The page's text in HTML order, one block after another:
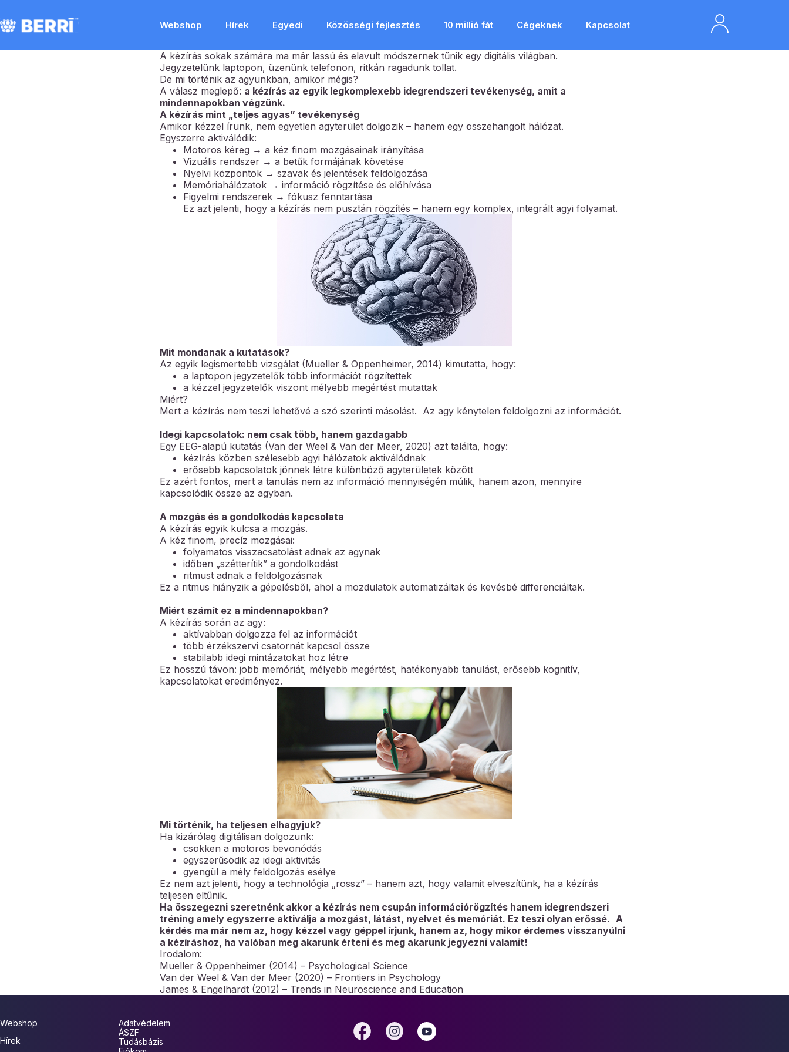
Webshop Hírek Egyedi Közösségi fejlesztés 10 millió fát Cégeknek Kapcsolat
A kézírás sokak számára ma már lassú és elavult módszernek tűnik egy digitális világban.
Jegyzetelünk laptopon, üzenünk telefonon, ritkán ragadunk tollat.
De mi történik az agyunkban, amikor mégis?
A válasz meglepő: a kézírás az egyik legkomplexebb idegrendszeri tevékenység, amit a
mindennapokban végzünk.
A kézírás mint „teljes agyas” tevékenység
Amikor kézzel írunk, nem egyetlen agyterület dolgozik – hanem egy összehangolt hálózat.
Egyszerre aktiválódik:
Motoros kéreg → a kéz finom mozgásainak irányítása
Vizuális rendszer → a betűk formájának követése
Nyelvi központok → szavak és jelentések feldolgozása
Memóriahálózatok → információ rögzítése és előhívása
Figyelmi rendszerek → fókusz fenntartása
Ez azt jelenti, hogy a kézírás nem pusztán rögzítés – hanem egy komplex, integrált agyi folyamat.
Mit mondanak a kutatások?
Az egyik legismertebb vizsgálat (Mueller & Oppenheimer, 2014) kimutatta, hogy:
a laptopon jegyzetelők több információt rögzítettek
a kézzel jegyzetelők viszont mélyebb megértést mutattak
Miért?
Mert a kézírás nem teszi lehetővé a szó szerinti másolást. Az agy kénytelen feldolgozni az információt.
Idegi kapcsolatok: nem csak több, hanem gazdagabb
Egy EEG-alapú kutatás (Van der Weel & Van der Meer, 2020) azt találta, hogy:
kézírás közben szélesebb agyi hálózatok aktiválódnak
erősebb kapcsolatok jönnek létre különböző agyterületek között
Ez azért fontos, mert a tanulás nem az információ mennyiségén múlik, hanem azon, mennyire
kapcsolódik össze az agyban.
A mozgás és a gondolkodás kapcsolata
A kézírás egyik kulcsa a mozgás.
A kéz finom, precíz mozgásai:
folyamatos visszacsatolást adnak az agynak
időben „szétterítik” a gondolkodást
ritmust adnak a feldolgozásnak
Ez a ritmus hiányzik a gépelésből, ahol a mozdulatok automatizáltak és kevésbé differenciáltak.
Miért számít ez a mindennapokban?
A kézírás során az agy:
aktívabban dolgozza fel az információt
több érzékszervi csatornát kapcsol össze
stabilabb idegi mintázatokat hoz létre
Ez hosszú távon: jobb memóriát, mélyebb megértést, hatékonyabb tanulást, erősebb kognitív,
kapcsolatokat eredményez.
Mi történik, ha teljesen elhagyjuk?
Ha kizárólag digitálisan dolgozunk:
csökken a motoros bevonódás
egyszerűsödik az idegi aktivitás
gyengül a mély feldolgozás esélye
Ez nem azt jelenti, hogy a technológia „rossz” – hanem azt, hogy valamit elveszítünk, ha a kézírás
teljesen eltűnik.
Ha összegezni szeretnénk akkor a kézírás nem csupán információrögzítés hanem idegrendszeri
tréning amely egyszerre aktiválja a mozgást, látást, nyelvet és memóriát. Ez teszi olyan erőssé. A
kérdés ma már nem az, hogy kézzel vagy géppel írjunk, hanem az, hogy mikor érdemes visszanyúlni
a kézíráshoz, ha valóban meg akarunk érteni és meg akarunk jegyezni valamit!
Irodalom:
Mueller & Oppenheimer (2014) – Psychological Science
Van der Weel & Van der Meer (2020) – Frontiers in Psychology
James & Engelhardt (2012) – Trends in Neuroscience and Education
Webshop
Hírek
Adatvédelem
ÁSZF
Tudásbázis